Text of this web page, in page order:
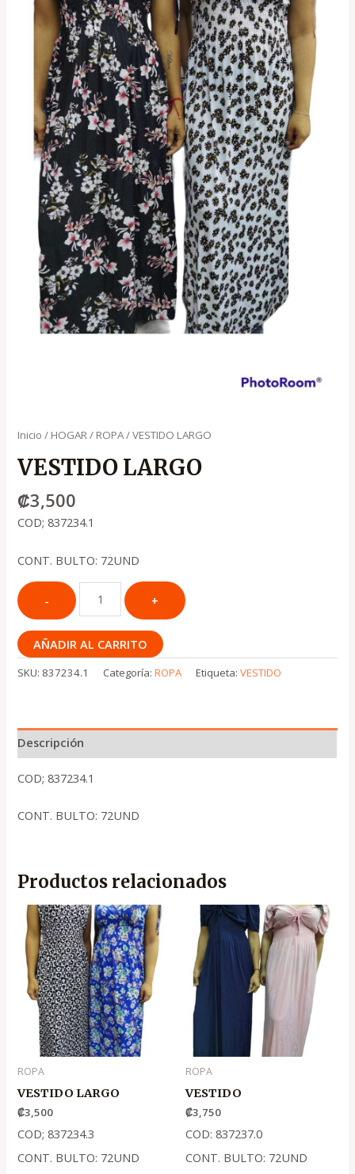
Inicio / HOGAR/ ROPA/ VESTIDO LARGO
VESTIDO LARGO
₡3,500
COD; 837234.1
CONT. BULTO: 72UND
AÑADIR AL CARRITO
SKU: 837234.1 Categoría:ROPA Etiqueta:VESTIDO
Descripción
COD; 837234.1
CONT. BULTO: 72UND
Productos relacionados
ROPA
VESTIDO LARGO
₡3,500
COD; 837234.3
CONT. BULTO: 72UND
ROPA
VESTIDO
₡3,750
COD: 837237.0
CONT. BULTO: 72UND